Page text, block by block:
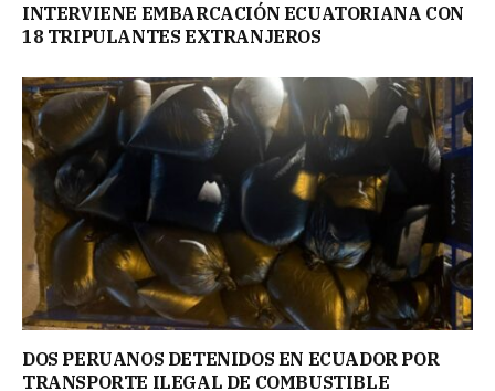
INTERVIENE EMBARCACIÓN ECUATORIANA CON
18 TRIPULANTES EXTRANJEROS
DOS PERUANOS DETENIDOS EN ECUADOR POR
TRANSPORTE ILEGAL DE COMBUSTIBLE